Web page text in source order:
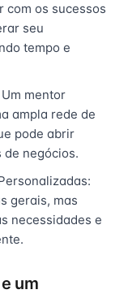
com os sucessos
seu
tempo e
mentor
ampla rede de
pode abrir
negócios.
gerais, mas
necessidades e
um